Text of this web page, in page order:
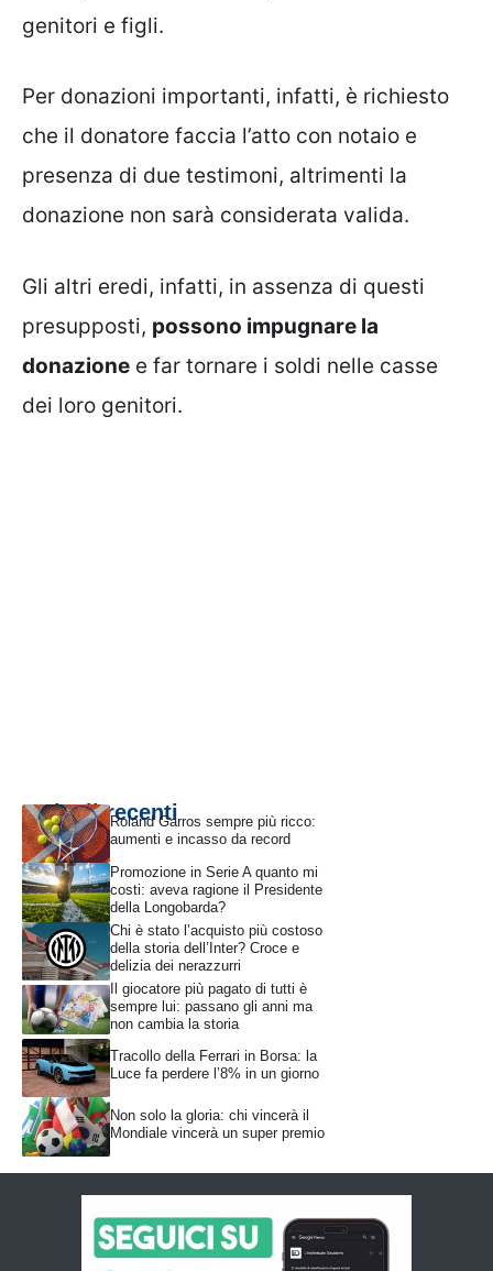
genitori e figli.
Per donazioni importanti, infatti, è richiesto
che il donatore faccia l’atto con notaio e
presenza di due testimoni, altrimenti la
donazione non sarà considerata valida.
Gli altri eredi, infatti, in assenza di questi
presupposti, possono impugnare la
donazione e far tornare i soldi nelle casse
dei loro genitori.
Articoli recentiRoland Garros sempre più ricco:
aumenti e incasso da record
Promozione in Serie A quanto mi
costi: aveva ragione il Presidente
della Longobarda?
Chi è stato l’acquisto più costoso
della storia dell’Inter? Croce e
delizia dei nerazzurri
Il giocatore più pagato di tutti è
sempre lui: passano gli anni ma
non cambia la storia
Tracollo della Ferrari in Borsa: la
Luce fa perdere l’8% in un giorno
Non solo la gloria: chi vincerà il
Mondiale vincerà un super premio